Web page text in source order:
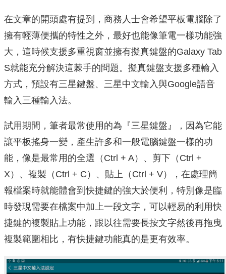
在文章的開頭處有提到，商務人士會希望平板電腦除了
擁有輕薄便攜的特性之外，最好也能像筆電一樣功能強
大，這時候支援多重視窗並擁有擬真鍵盤的Galaxy Tab
S就能充分解決這棘手的問題。擬真鍵盤支援多種輸入
方式，預設有三星鍵盤、三星中文輸入與Google語音
輸入三種輸入法。
試用期間，筆者最常使用的為『三星鍵盤』，因為它能
讓平板搖身一變，產生許多和一般電腦鍵盤一樣的功
能，像是最常用的全選（Ctrl + A）、剪下（Ctrl +
X）、複製（Ctrl + C）、貼上（Ctrl + V），在處理簡
報檔案時就能體會到快捷鍵的強大於便利，特別像是臨
時發現需要在檔案中加上一段文字，可以輕易的利用快
捷鍵的複製貼上功能，跟以往需要長按文字然後再拖曳
複製範圍相比，有快捷鍵功能真的是更有效率。